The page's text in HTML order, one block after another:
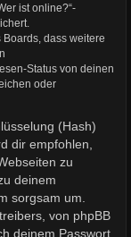
ist online?“-
dass weitere
Status von deinen
oder
(Hash)
dir empfohlen,
zu
deinem
sorgsam um.
von phpBB
deinem Passwort